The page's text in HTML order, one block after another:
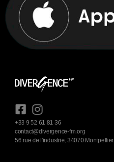
+33 9 52 61 81 36
contact@divergence-fm.org
56 rue de l'industrie, 34070 Montpellier